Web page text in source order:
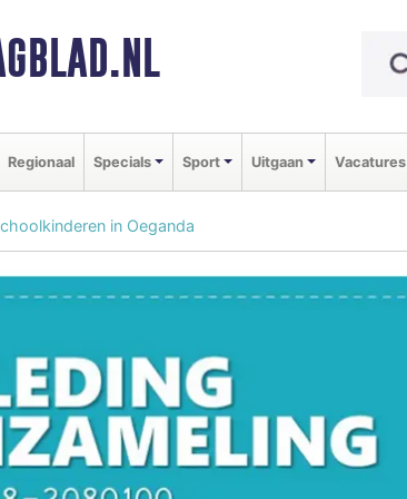
Regionaal Specials Sport Uitgaan Vacatures
in Oeganda